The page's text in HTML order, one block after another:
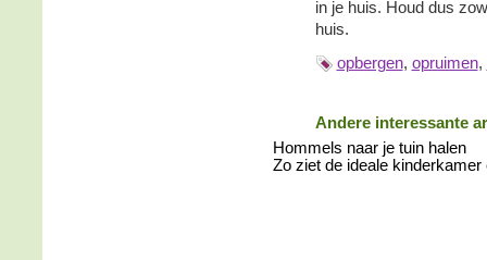
in je huis. Houd dus
huis.
opbergen, opruimen,
Andere interessante
Hommels naar je tuin halen
Zo ziet de ideale kinderkamer